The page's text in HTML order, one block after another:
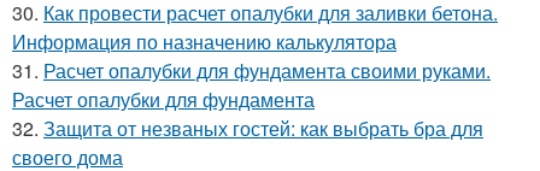
30. Как провести расчет опалубки для заливки бетона.
Информация по назначению калькулятора
31. Расчет опалубки для фундамента своими руками.
Расчет опалубки для фундамента
32. Защита от незваных гостей: как выбрать бра для
своего дома